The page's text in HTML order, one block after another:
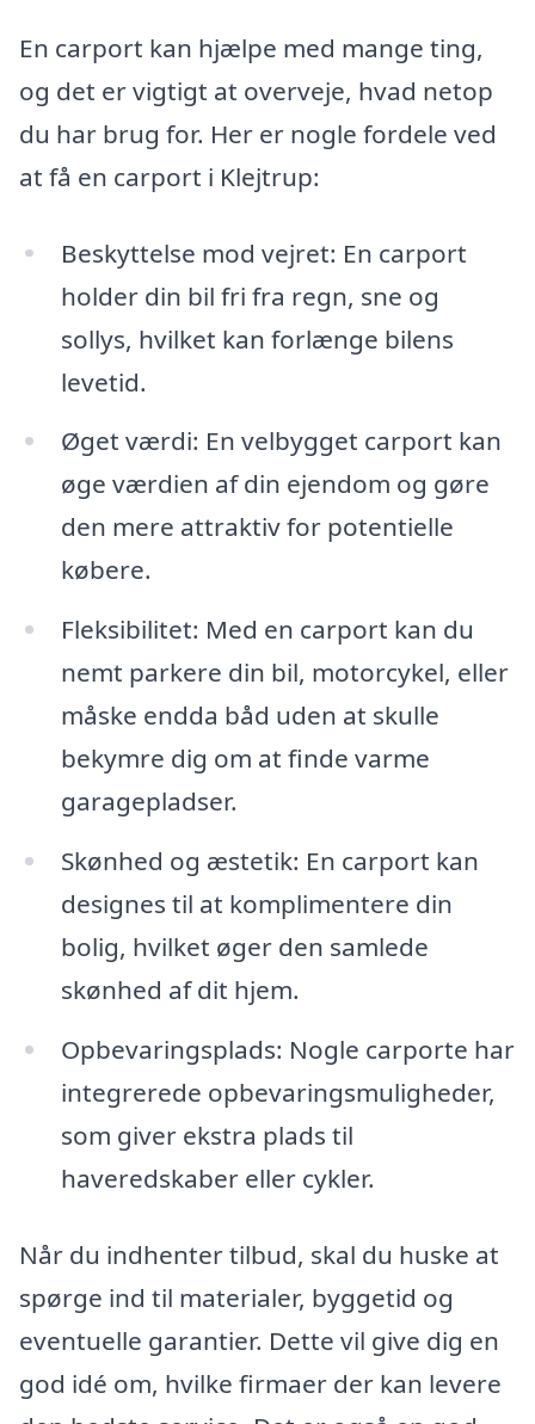
En carport kan hjælpe med mange ting,
og det er vigtigt at overveje, hvad netop
du har brug for. Her er nogle fordele ved
at få en carport i Klejtrup:
Beskyttelse mod vejret: En carport
holder din bil fri fra regn, sne og
sollys, hvilket kan forlænge bilens
levetid.
Øget værdi: En velbygget carport kan
øge værdien af din ejendom og gøre
den mere attraktiv for potentielle
købere.
Fleksibilitet: Med en carport kan du
nemt parkere din bil, motorcykel, eller
måske endda båd uden at skulle
bekymre dig om at finde varme
garagepladser.
Skønhed og æstetik: En carport kan
designes til at komplimentere din
bolig, hvilket øger den samlede
skønhed af dit hjem.
Opbevaringsplads: Nogle carporte har
integrerede opbevaringsmuligheder,
som giver ekstra plads til
haveredskaber eller cykler.
Når du indhenter tilbud, skal du huske at
spørge ind til materialer, byggetid og
eventuelle garantier. Dette vil give dig en
god idé om, hvilke firmaer der kan levere